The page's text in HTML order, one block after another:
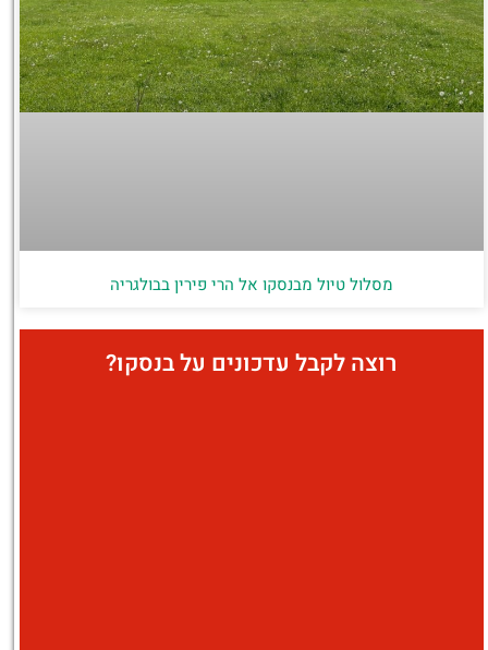
מסלול טיול מבנסקו אל הרי פירין בבולגריה
רוצה לקבל עדכונים על בנסקו?